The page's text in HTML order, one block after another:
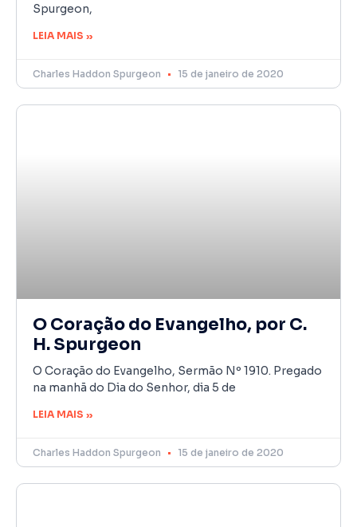
Spurgeon,
LEIA MAIS »
Charles Haddon Spurgeon 15 de janeiro de 2020
O Coração do Evangelho, por C.
H. Spurgeon
O Coração do Evangelho, Sermão Nº 1910. Pregado
na manhã do Dia do Senhor, dia 5 de
LEIA MAIS »
Charles Haddon Spurgeon 15 de janeiro de 2020